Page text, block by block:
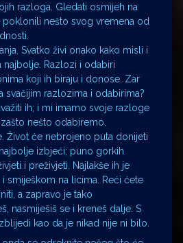
razloga. Gledati osmijeh na
poklonili nešto svog vremena od
Svatko živi onako kako misli i
najbolje. Razlozi i odabiri
koji ih biraju i donose. Zar
svačijim razlozima i odabirima?
ih; i mi imamo svoje razloge
nešto odabiremo.
Život će nebrojeno puta donijeti
izbjeći; puno gorkih
i preživjeti. Najlakše ih je
smiješkom na licima. Reći ćete
a zapravo je tako
nasmiješiš se i kreneš dalje. S
kao da je nikad nije ni bilo.